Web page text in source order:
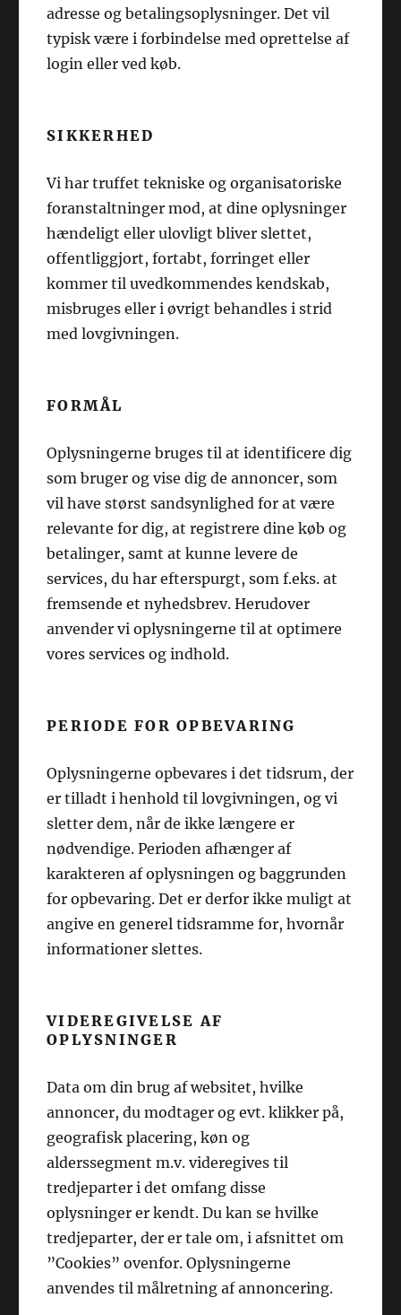
adresse og betalingsoplysninger. Det vil
typisk være i forbindelse med oprettelse af
login eller ved køb.
SIKKERHED
Vi har truffet tekniske og organisatoriske
foranstaltninger mod, at dine oplysninger
hændeligt eller ulovligt bliver slettet,
offentliggjort, fortabt, forringet eller
kommer til uvedkommendes kendskab,
misbruges eller i øvrigt behandles i strid
med lovgivningen.
FORMÅL
Oplysningerne bruges til at identificere dig
som bruger og vise dig de annoncer, som
vil have størst sandsynlighed for at være
relevante for dig, at registrere dine køb og
betalinger, samt at kunne levere de
services, du har efterspurgt, som f.eks. at
fremsende et nyhedsbrev. Herudover
anvender vi oplysningerne til at optimere
vores services og indhold.
PERIODE FOR OPBEVARING
Oplysningerne opbevares i det tidsrum, der
er tilladt i henhold til lovgivningen, og vi
sletter dem, når de ikke længere er
nødvendige. Perioden afhænger af
karakteren af oplysningen og baggrunden
for opbevaring. Det er derfor ikke muligt at
angive en generel tidsramme for, hvornår
informationer slettes.
VIDEREGIVELSE AF
OPLYSNINGER
Data om din brug af websitet, hvilke
annoncer, du modtager og evt. klikker på,
geografisk placering, køn og
alderssegment m.v. videregives til
tredjeparter i det omfang disse
oplysninger er kendt. Du kan se hvilke
tredjeparter, der er tale om, i afsnittet om
”Cookies” ovenfor. Oplysningerne
anvendes til målretning af annoncering.